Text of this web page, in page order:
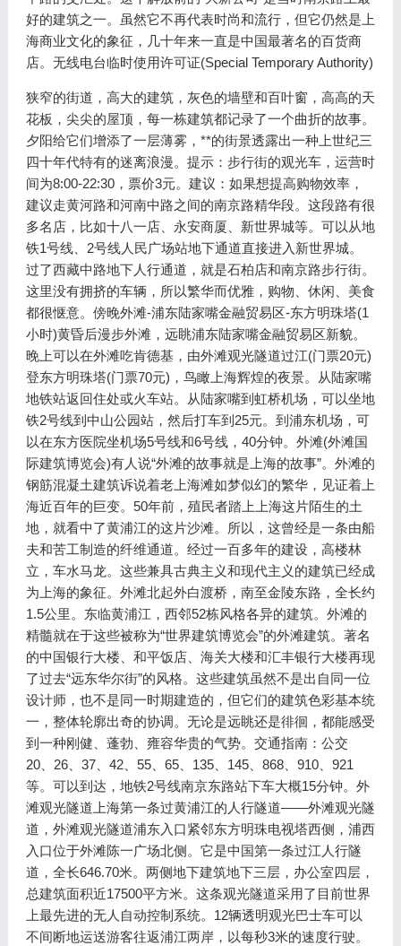
好的建筑之一。虽然它不再代表时尚和流行，但它仍然是上
海商业文化的象征，几十年来一直是中国最著名的百货商
店。无线电台临时使用许可证(Special Temporary Authority)
狭窄的街道，高大的建筑，灰色的墙壁和百叶窗，高高的天
花板，尖尖的屋顶，每一栋建筑都记录了一个曲折的故事。
夕阳给它们增添了一层薄雾，**的街景透露出一种上世纪三
四十年代特有的迷离浪漫。提示：步行街的观光车，运营时
间为8:00-22:30，票价3元。建议：如果想提高购物效率，
建议走黄河路和河南中路之间的南京路精华段。这段路有很
多名店，比如十八一店、永安商厦、新世界城等。可以从地
铁1号线、2号线人民广场站地下通道直接进入新世界城。
过了西藏中路地下人行通道，就是石柏店和南京路步行街。
这里没有拥挤的车辆，所以繁华而优雅，购物、休闲、美食
都很惬意。傍晚外滩-浦东陆家嘴金融贸易区-东方明珠塔(1
小时)黄昏后漫步外滩，远眺浦东陆家嘴金融贸易区新貌。
晚上可以在外滩吃肯德基，由外滩观光隧道过江(门票20元)
登东方明珠塔(门票70元)，鸟瞰上海辉煌的夜景。从陆家嘴
地铁站返回住处或火车站。从陆家嘴到虹桥机场，可以坐地
铁2号线到中山公园站，然后打车到25元。到浦东机场，可
以在东方医院坐机场5号线和6号线，40分钟。外滩(外滩国
际建筑博览会)有人说“外滩的故事就是上海的故事”。外滩的
钢筋混凝土建筑诉说着老上海滩如梦似幻的繁华，见证着上
海近百年的巨变。50年前，殖民者踏上上海这片陌生的土
地，就看中了黄浦江的这片沙滩。所以，这曾经是一条由船
夫和苦工制造的纤维通道。经过一百多年的建设，高楼林
立，车水马龙。这些兼具古典主义和现代主义的建筑已经成
为上海的象征。外滩北起外白渡桥，南至金陵东路，全长约
1.5公里。东临黄浦江，西邻52栋风格各异的建筑。外滩的
精髓就在于这些被称为“世界建筑博览会”的外滩建筑。著名
的中国银行大楼、和平饭店、海关大楼和汇丰银行大楼再现
了过去“远东华尔街”的风格。这些建筑虽然不是出自同一位
设计师，也不是同一时期建造的，但它们的建筑色彩基本统
一，整体轮廓出奇的协调。无论是远眺还是徘徊，都能感受
到一种刚健、蓬勃、雍容华贵的气势。交通指南：公交
20、26、37、42、55、65、135、145、868、910、921
等。可以到达，地铁2号线南京东路站下车大概15分钟。外
滩观光隧道上海第一条过黄浦江的人行隧道——外滩观光隧
道，外滩观光隧道浦东入口紧邻东方明珠电视塔西侧，浦西
入口位于外滩陈一广场北侧。它是中国第一条过江人行隧
道，全长646.70米。两侧地下建筑地下三层，办公室四层，
总建筑面积近17500平方米。这条观光隧道采用了目前世界
上最先进的无人自动控制系统。12辆透明观光巴士车可以
不间断地运送游客往返浦江两岸，以每秒3米的速度行驶。